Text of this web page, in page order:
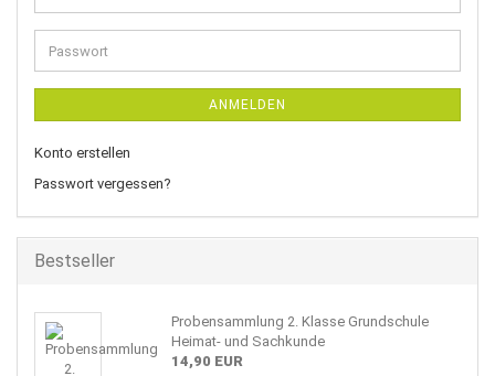
Mail-
Adresse
Passwort
ANMELDEN
Konto erstellen
Passwort vergessen?
Bestseller
Probensammlung 2. Klasse Grundschule
Heimat- und Sachkunde
14,90 EUR